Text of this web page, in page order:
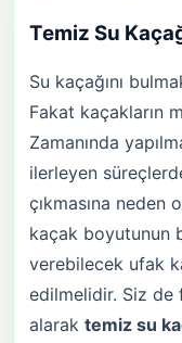
Temiz Su
Su kaçağını
Fakat kaçakların
Zamanında
ilerleyen
çıkmasına neden
kaçak boyutunun
verebilecek ufak
edilmelidir. Siz de
alarak temiz su